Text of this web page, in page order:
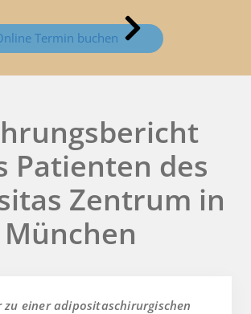
Termin buchen
Patienten des
Zentrum in
München
zu einer adipositaschirurgischen
und Erfahrungen zu
Zentrum München
ProvenExpert.com